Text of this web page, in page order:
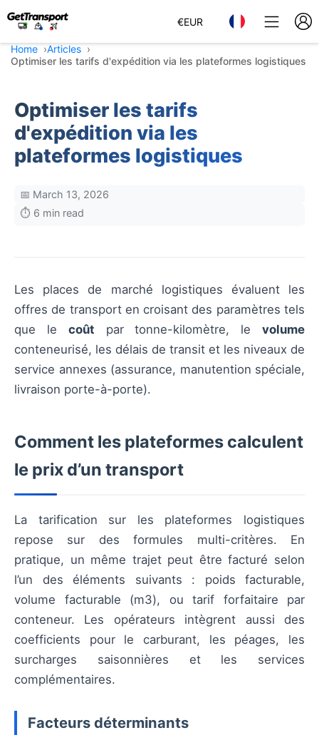
€EUR
Home
Articles
Optimiser les tarifs d'expédition via les plateformes logistiques
Optimiser les tarifs
d'expédition via les
plateformes logistiques
📅 March 13, 2026
⏱️ 6 min read
Les places de marché logistiques évaluent les
offres de transport en croisant des paramètres tels
que le coût par tonne-kilomètre, levolume
conteneurisé, les délais de transit et les niveaux de
service annexes (assurance, manutention spéciale,
livraison porte-à-porte).
Comment les plateformes calculent
le prix d’un transport
La tarification sur les plateformes logistiques
repose sur des formules multi-critères. En
pratique, un même trajet peut être facturé selon
l’un des éléments suivants : poids facturable,
volume facturable (m3), ou tarif forfaitaire par
conteneur. Les opérateurs intègrent aussi des
coefficients pour le carburant, les péages, les
surcharges saisonnières et les services
complémentaires.
Facteurs déterminants